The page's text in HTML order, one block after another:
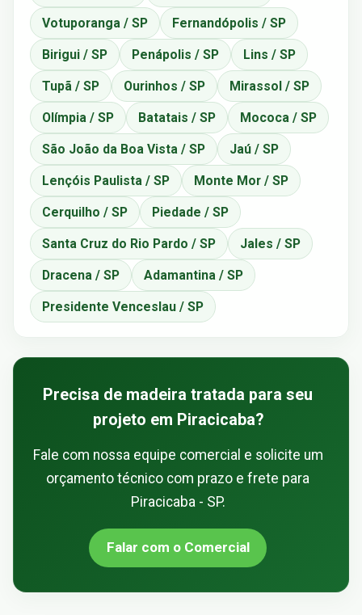
Votuporanga / SP Fernandópolis / SP
Birigui / SP Penápolis / SP Lins / SP
Tupã / SP Ourinhos / SP Mirassol / SP
Olímpia / SP Batatais / SP Mococa / SP
São João da Boa Vista / SP Jaú / SP
Lençóis Paulista / SP Monte Mor / SP
Cerquilho / SP Piedade / SP
Santa Cruz do Rio Pardo / SP Jales / SP
Dracena / SP Adamantina / SP
Presidente Venceslau / SP
Precisa de madeira tratada para seu
projeto em Piracicaba?
Fale com nossa equipe comercial e solicite um
orçamento técnico com prazo e frete para
Piracicaba - SP.
Falar com o Comercial